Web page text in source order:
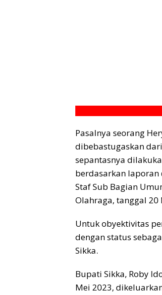
Pasalnya seorang
dibebastugaskan
sepantasnya
berdasarkan laporan
Staf Sub Bagian
Olahraga, tanggal
Untuk obyektivitas
dengan status
Sikka.
Bupati Sikka, Roby
Mei 2023,